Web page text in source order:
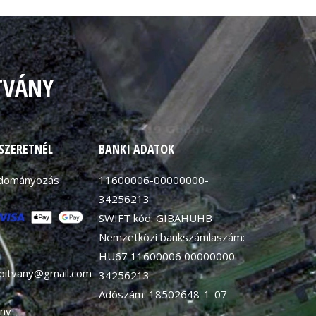
BANKI ADATOK
11600006-00000000-
34256213
SWIFT kód: GIBAHUHB
Nemzetközi bankszámlaszám:
HU67 11600006 00000000
34256213
Adószám: 18502648-1-07